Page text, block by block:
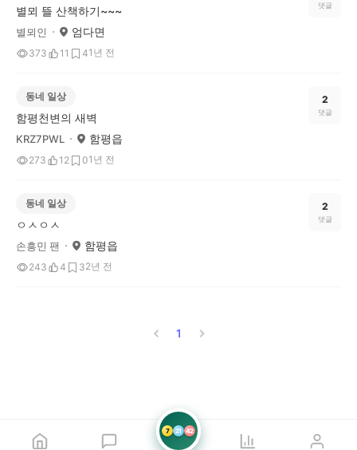
별뫼 뜰 산책하기~~~
별뫼인 엄다면
373 11 41년 전
댓글
동네 일상
함평천변의 새벽
KRZ7PWL 함평읍
273 12 01년 전
2
댓글
동네 일상
ㅇㅅㅇㅅ
손흥민 팬 함평읍
243 4 32년 전
2
댓글
1
7 21 42